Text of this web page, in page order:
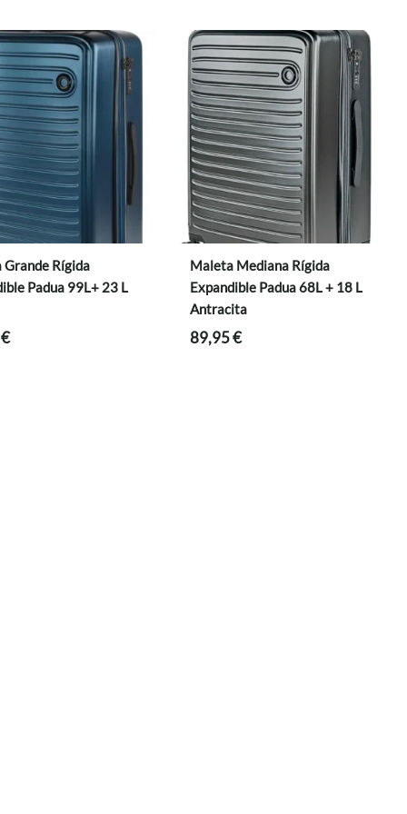
Rígida
Padua 99L+ 23 L
€
Maleta Mediana Rígida
Expandible Padua 68L + 18 L
Antracita
89,95€